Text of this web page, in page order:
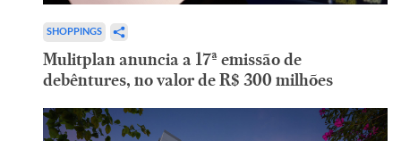
SHOPPINGS
Mulitplan anuncia a 17ª emissão de
debêntures, no valor de R$ 300 milhões